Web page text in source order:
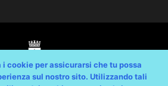
cookie per assicurarsi che tu possa
sul nostro sito. Utilizzando tali